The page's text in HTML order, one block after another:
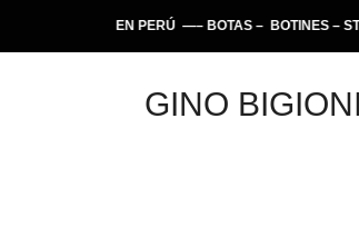
EN PERÚ —– BOTAS – BOTINES –
GINO BIGIONI